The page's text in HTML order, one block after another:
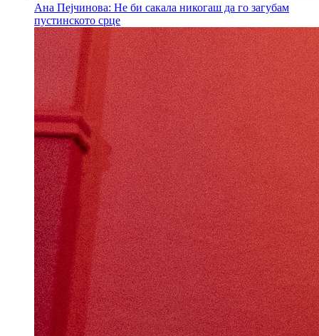
Ана Пејчинова: Не би сакала никогаш да го загубам
пустинското срце